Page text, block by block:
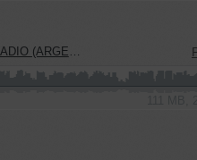
(ARGENTINA)